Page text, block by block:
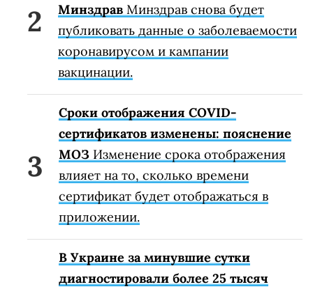
Минздрав Минздрав снова будет
публиковать данные о заболеваемости
коронавирусом и кампании
вакцинации.
Сроки отображения COVID-
сертификатов изменены: пояснение
МОЗ Изменение срока отображения
влияет на то, сколько времени
сертификат будет отображаться в
приложении.
В Украине за минувшие сутки
диагностировали более 25 тысяч